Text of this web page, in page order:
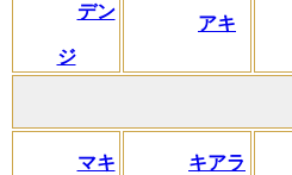
デン
ジ
アキ
マキ キアラ